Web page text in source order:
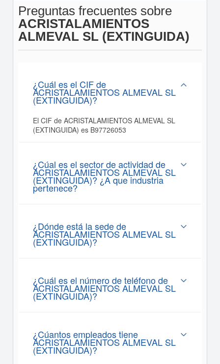
Preguntas frecuentes sobre
ACRISTALAMIENTOS
ALMEVAL SL (EXTINGUIDA)
¿Cuál es el CIF de
ACRISTALAMIENTOS ALMEVAL SL
(EXTINGUIDA)?
El CIF de ACRISTALAMIENTOS ALMEVAL SL
(EXTINGUIDA) es B97726053
¿Cúal es el sector de actividad de
ACRISTALAMIENTOS ALMEVAL SL
(EXTINGUIDA)? ¿A que industria
pertenece?
¿Dónde está la sede de
ACRISTALAMIENTOS ALMEVAL SL
(EXTINGUIDA)?
¿Cuál es el número de teléfono de
ACRISTALAMIENTOS ALMEVAL SL
(EXTINGUIDA)?
¿Cúantos empleados tiene
ACRISTALAMIENTOS ALMEVAL SL
(EXTINGUIDA)?